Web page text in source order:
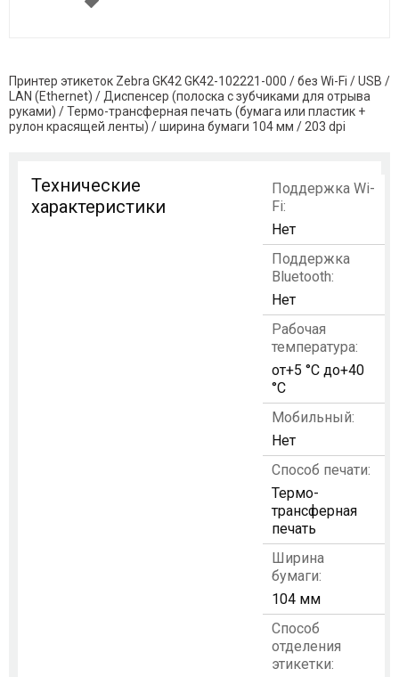
Принтер этикеток Zebra GK42 GK42-102221-000 / без Wi-Fi / USB /
LAN (Ethernet) / Диспенсер (полоска с зубчиками для отрыва
руками) / Термо-трансферная печать (бумага или пластик +
рулон красящей ленты) / ширина бумаги 104 мм / 203 dpi
Технические
характеристики
Поддержка Wi-
Fi:
Нет
Поддержка
Bluetooth:
Нет
Рабочая
температура:
от+5 °C до+40
°C
Мобильный:
Нет
Способ печати:
Термо-
трансферная
печать
Ширина
бумаги:
104 мм
Способ
отделения
этикетки: